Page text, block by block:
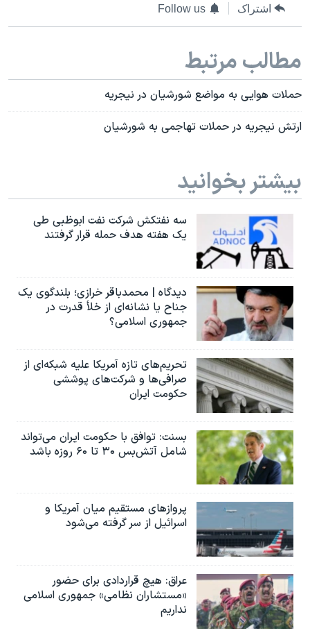
همایش محافظه‌کاران آمریکا «سی‌پک»
صفحه‌های ویژه
سفر پرزیدنت ترامپ به چین
اشتراک Follow us
مطالب مرتبط
حملات هوایی به مواضع شورشیان در نیجریه
ارتش نیجریه در حملات تهاجمی به شورشیان
بیشتر بخوانید
سه نفتکش شرکت نفت ابوظبی طی
یک هفته هدف حمله قرار گرفتند
دیدگاه | محمدباقر خرازی؛ بلندگوی یک
جناح یا نشانه‌ای از خلأ قدرت در
جمهوری اسلامی؟
تحریم‌های تازه آمریکا علیه شبکه‌ای از
صرافی‌ها و شرکت‌های پوششی
حکومت ایران
بسنت: توافق با حکومت ایران می‌تواند
شامل آتش‌بس ۳۰ تا ۶۰ روزه باشد
پروازهای مستقیم میان آمریکا و
اسرائیل از سر گرفته می‌شود
عراق: هیچ قراردادی برای حضور
«مستشاران نظامی» جمهوری اسلامی
نداریم